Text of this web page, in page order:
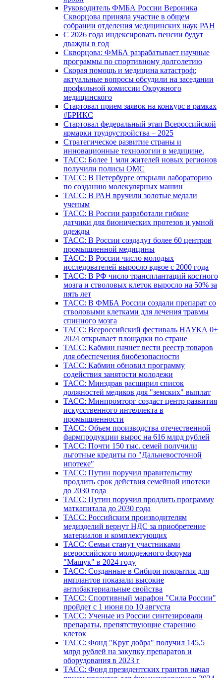
Руководитель ФМБА России Вероника
Скворцова приняла участие в общем
собрании отделения медицинских наук РАН
С 2026 года индексировать пенсии будут
дважды в год
Скворцова: ФМБА разрабатывает научные
программы по спортивному долголетию
Скорая помощь и медицина катастроф:
актуальные вопросы обсудили на заседании
профильной комиссии Окружного
медицинского
Стартовал прием заявок на конкурс в рамках
#БРИКС
Стартовал федеральный этап Всероссийской
ярмарки трудоустройства – 2025
Стратегическое развитие страны и
инновационные технологии в медицине.
ТАСС: Более 1 млн жителей новых регионов
получили полисы ОМС
ТАСС: В Петербурге открыли лабораторию
по созданию молекулярных машин
ТАСС: В РАН вручили золотые медали
ученым
ТАСС: В России разработали гибкие
датчики для бионических протезов и умной
одежды
ТАСС: В России создадут более 60 центров
промышленной медицины
ТАСС: В России число молодых
исследователей выросло вдвое с 2000 года
ТАСС: В РФ число трансплантаций костного
мозга и стволовых клеток выросло на 50% за
пять лет
ТАСС: В ФМБА России создали препарат со
стволовыми клетками для лечения травмы
спинного мозга
ТАСС: Всероссийский фестиваль НАУКА 0+
2024 открывает площадки по стране
ТАСС: Кабмин начнет вести реестр товаров
для обеспечения биобезопасности
ТАСС: Кабмин обновил программу
содействия занятости молодежи
ТАСС: Минздрав расширил список
должностей медиков для "земских" выплат
ТАСС: Минпромторг создаст центр развития
искусственного интеллекта в
промышленности
ТАСС: Объем производства отечественной
фармпродукции вырос на 616 млрд рублей
ТАСС: Почти 150 тыс. семей получили
льготные кредиты по "Дальневосточной
ипотеке"
ТАСС: Путин поручил правительству
продлить срок действия семейной ипотеки
до 2030 года
ТАСС: Путин поручил продлить программу
маткапитала до 2030 года
ТАСС: Российским производителям
медизделий вернут НДС за приобретение
материалов и комплектующих
ТАСС: Семьи станут участниками
всероссийского молодежного форума
"Машук" в 2024 году
ТАСС: Созданные в Сибири покрытия для
имплантов показали высокие
антибактериальные свойства
ТАСС: Спортивный марафон "Сила России"
пройдет с 1 июня по 10 августа
ТАСС: Ученые из России синтезировали
препараты, препятствующие старению
клеток
ТАСС: Фонд "Круг добра" получил 145,5
млрд рублей на закупку препаратов и
оборудования в 2023 г
ТАСС: Фонд президентских грантов начал